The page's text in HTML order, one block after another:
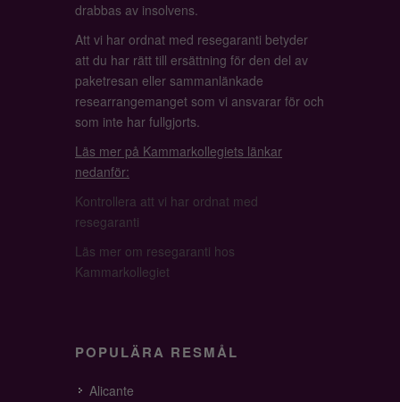
drabbas av insolvens.
Att vi har ordnat med resegaranti betyder
att du har rätt till ersättning för den del av
paketresan eller sammanlänkade
researrangemanget som vi ansvarar för och
som inte har fullgjorts.
Läs mer på Kammarkollegiets länkar
nedanför:
Kontrollera att vi har ordnat med
resegaranti
Läs mer om resegaranti hos
Kammarkollegiet
POPULÄRA RESMÅL
Alicante